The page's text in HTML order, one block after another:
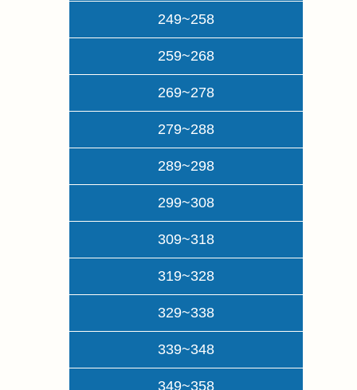
249~258
259~268
269~278
279~288
289~298
299~308
309~318
319~328
329~338
339~348
349~358